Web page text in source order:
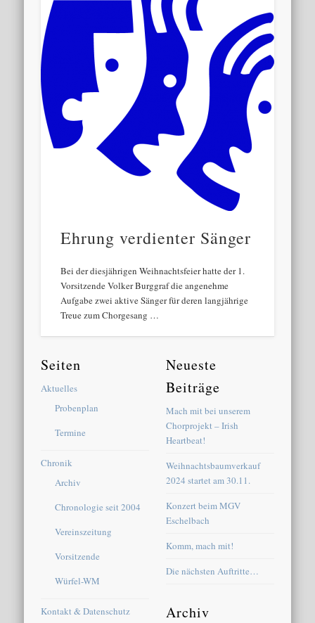
Ehrung verdienter Sänger
Bei der diesjährigen Weihnachtsfeier hatte der 1.
Vorsitzende Volker Burggraf die angenehme
Aufgabe zwei aktive Sänger für deren langjährige
Treue zum Chorgesang …
Seiten
Aktuelles
Probenplan
Termine
Chronik
Archiv
Chronologie seit 2004
Vereinszeitung
Vorsitzende
Würfel-WM
Kontakt & Datenschutz
Neueste
Beiträge
Mach mit bei unserem
Chorprojekt – Irish
Heartbeat!
Weihnachtsbaumverkauf
2024 startet am 30.11.
Konzert beim MGV
Eschelbach
Komm, mach mit!
Die nächsten Auftritte…
Archiv